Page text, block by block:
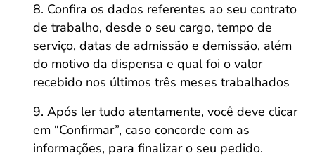
Confira os dados referentes ao seu contrato
de trabalho, desde o seu cargo, tempo de
serviço, datas de admissão e demissão, além
do motivo da dispensa e qual foi o valor
recebido nos últimos três meses trabalhados
Após ler tudo atentamente, você deve clicar
em “Confirmar”, caso concorde com as
informações, para finalizar o seu pedido.